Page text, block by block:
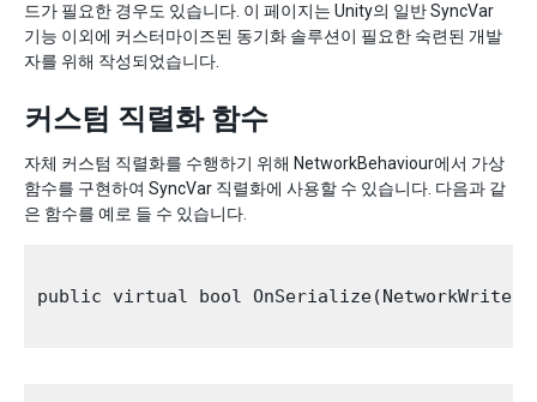
드가 필요한 경우도 있습니다. 이 페이지는 Unity의 일반 SyncVar
기능 이외에 커스터마이즈된 동기화 솔루션이 필요한 숙련된 개발
자를 위해 작성되었습니다.
커스텀 직렬화 함수
자체 커스텀 직렬화를 수행하기 위해 NetworkBehaviour에서 가상
함수를 구현하여 SyncVar 직렬화에 사용할 수 있습니다. 다음과 같
은 함수를 예로 들 수 있습니다.
public virtual bool